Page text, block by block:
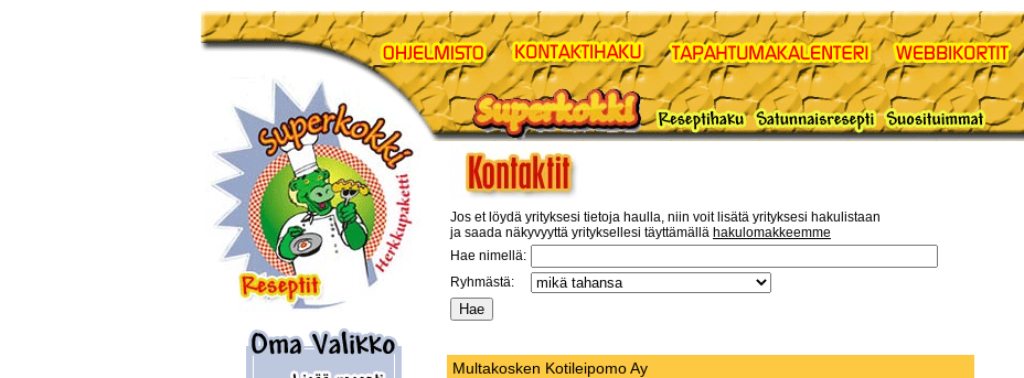
Jos et löydä yrityksesi tietoja haulla, niin voit lisätä yrityksesi hakulistaan
ja saada näkyvyyttä yrityksellesi täyttämällä hakulomakkeemme
Hae nimellä:
Ryhmästä:
Multakosken Kotileipomo Ay